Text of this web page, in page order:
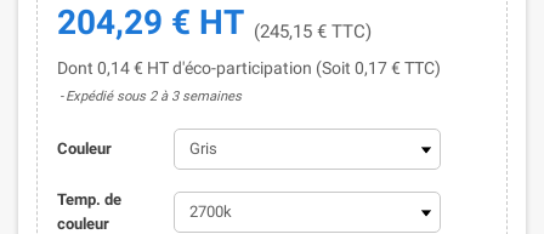
204,29 € HT (245,15 € TTC)
Dont 0,14 € HT d'éco-participation (Soit 0,17 € TTC)
Expédié sous 2 à 3 semaines
Couleur
Temp. de
couleur